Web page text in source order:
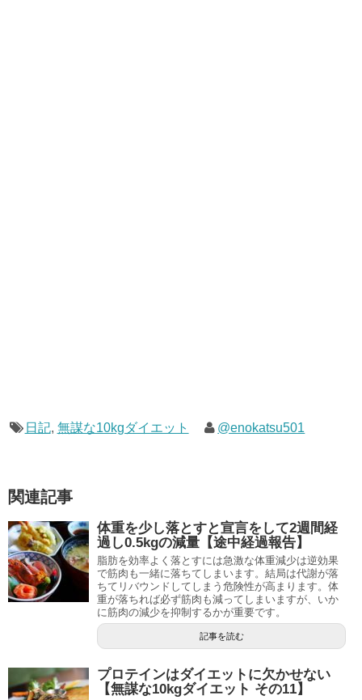
日記, 無謀な10kgダイエット @enokatsu501
関連記事
体重を少し落とすと宣言をして2週間経
過し0.5kgの減量【途中経過報告】
脂肪を効率よく落とすには急激な体重減少は逆効果
で筋肉も一緒に落ちてしまいます。結局は代謝が落
ちてリバウンドしてしまう危険性が高まります。体
重が落ちれば必ず筋肉も減ってしまいますが、いか
に筋肉の減少を抑制するかが重要です。
記事を読む
プロテインはダイエットに欠かせない
【無謀な10kgダイエット その11】